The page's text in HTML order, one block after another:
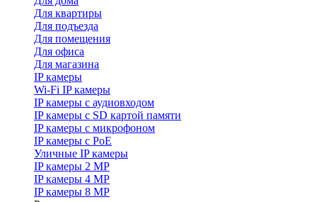
Для квартиры
Для подъезда
Для помещения
Для офиса
Для магазина
IP камеры
Wi-Fi IP камеры
IP камеры с аудиовходом
IP камеры с SD картой памяти
IP камеры с микрофоном
IP камеры с PoE
Уличные IP камеры
IP камеры 2 MP
IP камеры 4 MP
IP камеры 8 MP